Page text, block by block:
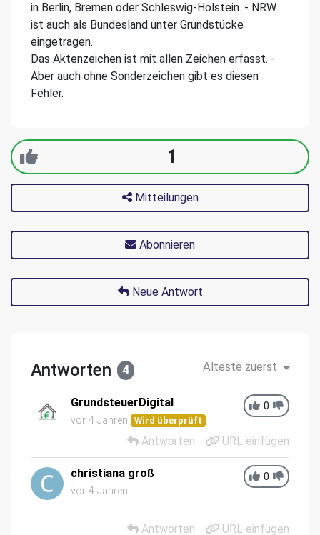
in Berlin, Bremen oder Schleswig-Holstein. - NRW
ist auch als Bundesland unter Grundstücke
eingetragen.
Das Aktenzeichen ist mit allen Zeichen erfasst. -
Aber auch ohne Sonderzeichen gibt es diesen
Fehler.
1
Mitteilungen
Abonnieren
Neue Antwort
Antworten 4 Älteste zuerst
0
GrundsteuerDigital
vor 4 Jahren Wird überprüft
Antworten URL einfügen
0
christiana groß
vor 4 Jahren
Antworten URL einfügen